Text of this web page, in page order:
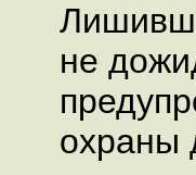
не
охраны